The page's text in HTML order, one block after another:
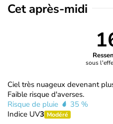
Cet après-midi
sous
Ciel très nuageux devenant
Faible risque d'averses.
Risque de pluie
35 %
Indice UV3 Modéré